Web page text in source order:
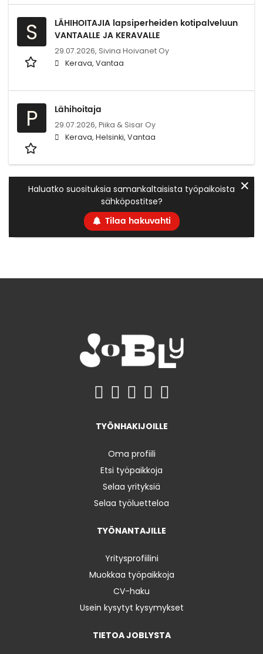
S
LÄHIHOITAJIA lapsiperheiden kotipalveluun
VANTAALLE JA KERAVALLE
29.07.2026, Sivina Hoivanet Oy
Kerava, Vantaa
P Lähihoitaja
29.07.2026, Piika & Sisar Oy
Kerava, Helsinki, Vantaa
Haluatko suosituksia samankaltaisista työpaikoista
sähköpostitse?
Tilaa hakuvahti
✕
TYÖNHAKIJOILLE
Oma profiili
Etsi työpaikkoja
Selaa yrityksiä
Selaa työluetteloa
TYÖNANTAJILLE
Yritysprofiilini
Muokkaa työpaikkoja
CV-haku
Usein kysytyt kysymykset
TIETOA JOBLYSTA